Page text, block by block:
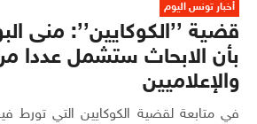
أخبار تونس اليوم
قضية ’’الكوكايين’’: منى
بأن الابحاث ستشمل عددا
والإعلاميين
في متابعة لقضية الكوكايين التي تورط